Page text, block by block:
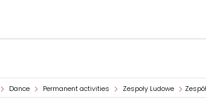
Dance Permanent activities Zespoły Ludowe